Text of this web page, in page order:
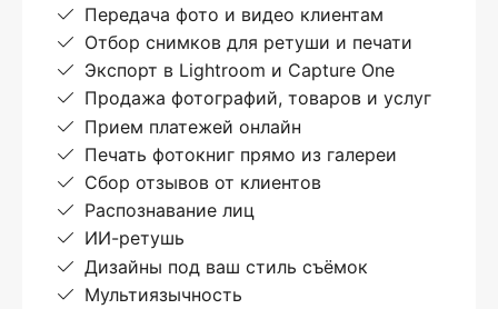
Передача фото и видео клиентам
Отбор снимков для ретуши и печати
Экспорт в Lightroom и Capture One
Продажа фотографий, товаров и услуг
Прием платежей онлайн
Печать фотокниг прямо из галереи
Сбор отзывов от клиентов
Распознавание лиц
ИИ-ретушь
Дизайны под ваш стиль съёмок
Мультиязычность